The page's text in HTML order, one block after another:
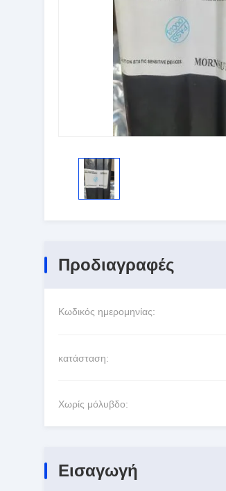
Προδιαγραφές
Κωδικός ημερομηνίας:
κατάσταση:
Χωρίς μόλυβδο:
Εισαγωγή